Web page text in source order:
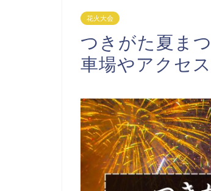
花火大会
つきがた夏ま
車場やアクセ